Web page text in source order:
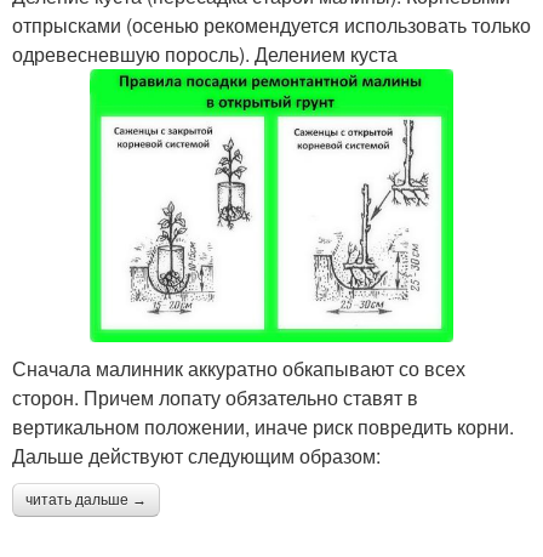
отпрысками (осенью рекомендуется использовать только
одревесневшую поросль). Делением куста
Сначала малинник аккуратно обкапывают со всех
сторон. Причем лопату обязательно ставят в
вертикальном положении, иначе риск повредить корни.
Дальше действуют следующим образом:
читать дальше →